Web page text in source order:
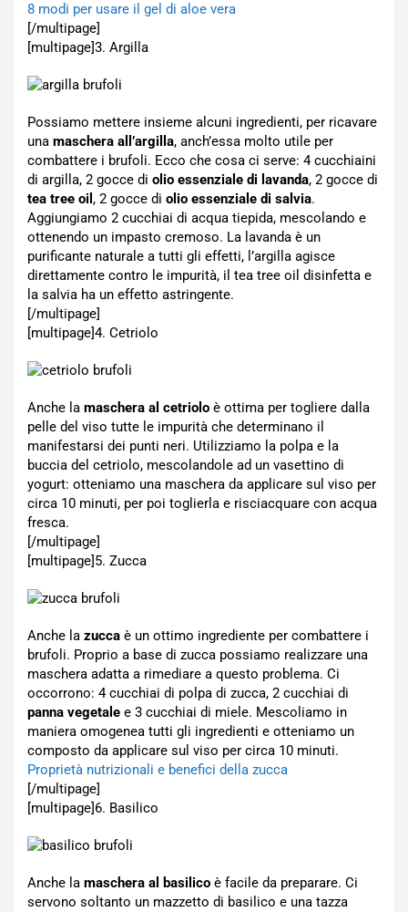
8 modi per usare il gel di aloe vera
[/multipage]
[multipage]3. Argilla
Possiamo mettere insieme alcuni ingredienti, per ricavare
una maschera all’argilla, anch’essa molto utile per
combattere i brufoli. Ecco che cosa ci serve: 4 cucchiaini
di argilla, 2 gocce di olio essenziale di lavanda, 2 gocce di
tea tree oil , 2 gocce di olio essenziale di salvia.
Aggiungiamo 2 cucchiai di acqua tiepida, mescolando e
ottenendo un impasto cremoso. La lavanda è un
purificante naturale a tutti gli effetti, l’argilla agisce
direttamente contro le impurità, il tea tree oil disinfetta e
la salvia ha un effetto astringente.
[/multipage]
[multipage]4. Cetriolo
Anche la maschera al cetriolo è ottima per togliere dalla
pelle del viso tutte le impurità che determinano il
manifestarsi dei punti neri. Utilizziamo la polpa e la
buccia del cetriolo, mescolandole ad un vasettino di
yogurt: otteniamo una maschera da applicare sul viso per
circa 10 minuti, per poi toglierla e risciacquare con acqua
fresca.
[/multipage]
[multipage]5. Zucca
Anche la zucca è un ottimo ingrediente per combattere i
brufoli. Proprio a base di zucca possiamo realizzare una
maschera adatta a rimediare a questo problema. Ci
occorrono: 4 cucchiai di polpa di zucca, 2 cucchiai di
panna vegetale e 3 cucchiai di miele. Mescoliamo in
maniera omogenea tutti gli ingredienti e otteniamo un
composto da applicare sul viso per circa 10 minuti.
Proprietà nutrizionali e benefici della zucca
[/multipage]
[multipage]6. Basilico
Anche la maschera al basilico è facile da preparare. Ci
servono soltanto un mazzetto di basilico e una tazza